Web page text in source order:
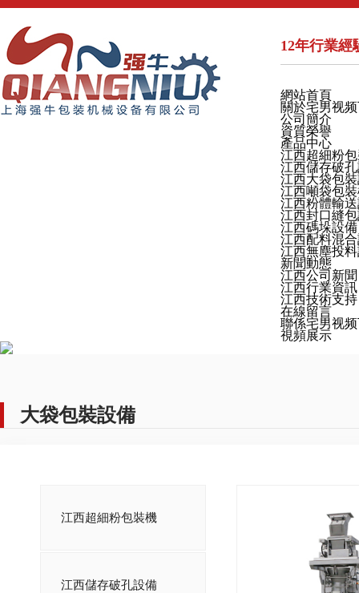
12年行業經驗
網站首頁
關於宅男视
公司簡介
資質榮譽
產品中心
江西超細粉
江西儲存破
江西大袋包
江西噸袋包
江西粉體輸
江西封口縫
江西碼垛設備
江西配料混
江西無塵投
新聞動態
江西公司新聞
江西行業資訊
江西技術支持
在線留言
聯係宅男视
視頻展示
大袋包裝設備
江西超細粉包裝機
江西儲存破孔設備